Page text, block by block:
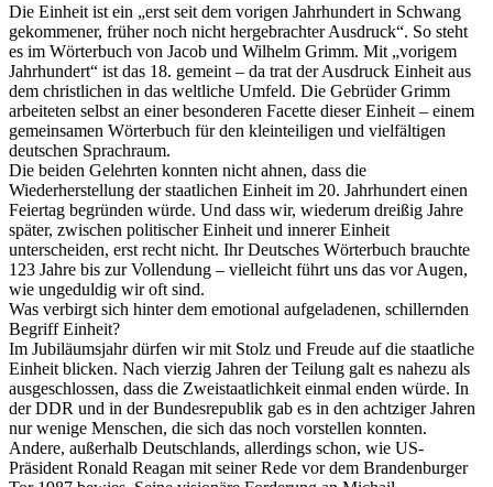
Die Einheit ist ein „erst seit dem vorigen Jahrhundert in Schwang
gekommener, früher noch nicht hergebrachter Ausdruck“. So steht
es im Wörterbuch von Jacob und Wilhelm Grimm. Mit „vorigem
Jahrhundert“ ist das 18. gemeint – da trat der Ausdruck Einheit aus
dem christlichen in das weltliche Umfeld. Die Gebrüder Grimm
arbeiteten selbst an einer besonderen Facette dieser Einheit – einem
gemeinsamen Wörterbuch für den kleinteiligen und vielfältigen
deutschen Sprachraum.
Die beiden Gelehrten konnten nicht ahnen, dass die
Wiederherstellung der staatlichen Einheit im 20. Jahrhundert einen
Feiertag begründen würde. Und dass wir, wiederum dreißig Jahre
später, zwischen politischer Einheit und innerer Einheit
unterscheiden, erst recht nicht. Ihr Deutsches Wörterbuch brauchte
123 Jahre bis zur Vollendung – vielleicht führt uns das vor Augen,
wie ungeduldig wir oft sind.
Was verbirgt sich hinter dem emotional aufgeladenen, schillernden
Begriff Einheit?
Im Jubiläumsjahr dürfen wir mit Stolz und Freude auf die staatliche
Einheit blicken. Nach vierzig Jahren der Teilung galt es nahezu als
ausgeschlossen, dass die Zweistaatlichkeit einmal enden würde. In
der DDR und in der Bundesrepublik gab es in den achtziger Jahren
nur wenige Menschen, die sich das noch vorstellen konnten.
Andere, außerhalb Deutschlands, allerdings schon, wie US-
Präsident Ronald Reagan mit seiner Rede vor dem Brandenburger